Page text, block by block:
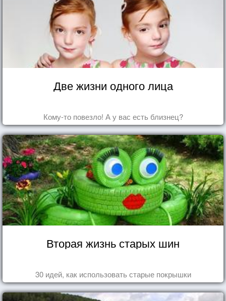
Две жизни одного лица
Кому-то повезло! А у вас есть близнец?
Вторая жизнь старых шин
30 идей, как использовать старые покрышки